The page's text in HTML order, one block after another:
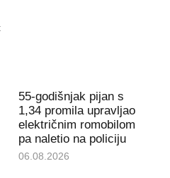
55-godišnjak pijan s
1,34 promila upravljao
električnim romobilom
pa naletio na policiju
06.08.2026